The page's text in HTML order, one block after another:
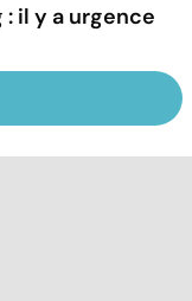
: il y a urgence